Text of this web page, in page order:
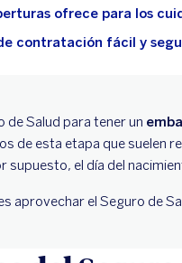
ofrece para los
contratación fácil y
de Salud para tener un
de esta etapa que suelen
supuesto, el día del
aprovechar el Seguro de